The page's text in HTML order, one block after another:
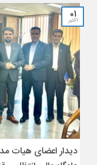
01
اکتبر
دیدار اعضای هیات